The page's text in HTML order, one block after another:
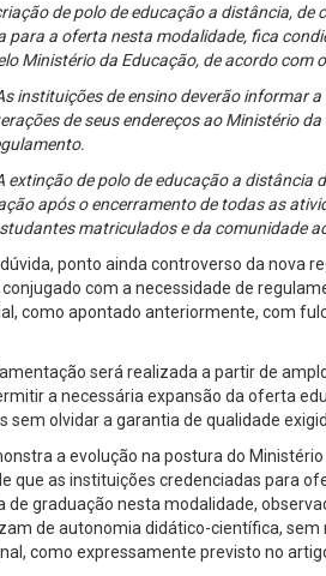
de polo de educação a distância,
para a oferta nesta modalidade, fica
Ministério da Educação, de acordo com
instituições de ensino deverão informar
de seus endereços ao Ministério
extinção de polo de educação a distância
após o encerramento de todas as
matriculados e da comunidade
ponto ainda controverso da nova
com a necessidade de
como apontado anteriormente, com
será realizada a partir de
a necessária expansão da oferta
sem olvidar a garantia de qualidade
a evolução na postura do
que as instituições credenciadas para
graduação nesta modalidade,
de autonomia didático-científica,
como expressamente previsto no